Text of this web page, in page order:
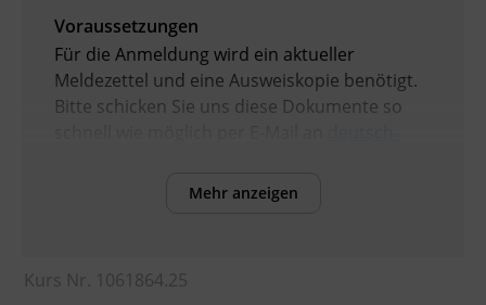
Voraussetzungen
Für die Anmeldung wird ein aktueller
Meldezettel und eine Ausweiskopie benötigt.
Bitte schicken Sie uns diese Dokumente so
im Servicecenter oder einem Standort des BFI
eine Anmeldebestätigung.
Mehr anzeigen
Kurs Nr. 1061864.25